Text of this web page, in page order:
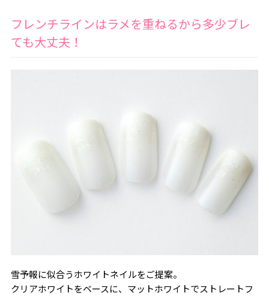
フレンチラインはラメを重ねるから多少ブレ
ても大丈夫！
雪予報に似合うホワイトネイルをご提案。
クリアホワイトをベースに、マットホワイトでストレートフ